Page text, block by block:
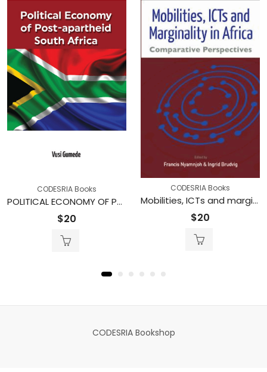
CODESRIA Books
POLITICAL ECONOMY OF POST-APARTHEID SOUTH AFRICA
$20
CODESRIA Books
Mobilities, ICTs and marginality in Africa: Comparative perspectives
$20
CODESRIA Bookshop